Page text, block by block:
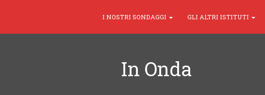
I NOSTRI SONDAGGI GLI ALTRI ISTITUTI
In Onda